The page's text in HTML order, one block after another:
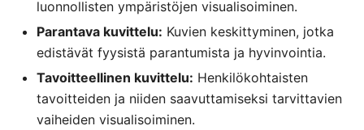
luonnollisten ympäristöjen visualisoiminen.
Parantava kuvittelu: Kuvien keskittyminen, jotka
edistävät fyysistä parantumista ja hyvinvointia.
Tavoitteellinen kuvittelu: Henkilökohtaisten
tavoitteiden ja niiden saavuttamiseksi tarvittavien
vaiheiden visualisoiminen.